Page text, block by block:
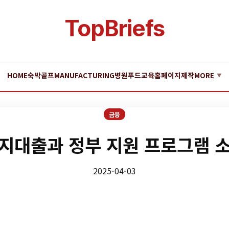
TopBriefs
HOME숙박골프MANUFACTURING병원푸드교육홈페이지제작MORE ▼
금융
대출과 정부 지원 프로그램
2025-04-03